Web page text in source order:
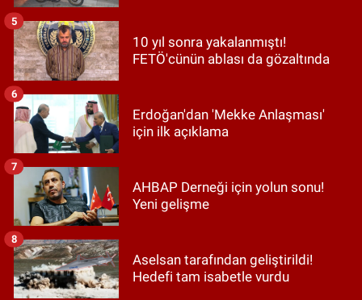
10 yıl sonra yakalanmıştı!
FETÖ'cünün ablası da gözaltında
5
Erdoğan'dan 'Mekke Anlaşması'
için ilk açıklama
6
AHBAP Derneği için yolun sonu!
Yeni gelişme
7
Aselsan tarafından geliştirildi!
Hedefi tam isabetle vurdu
8